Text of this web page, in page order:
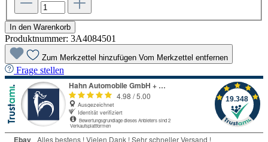
In den Warenkorb
Produktnummer: 3A4084501
Zum Merkzettel hinzufügen Vom Merkzettel entfernen
Frage stellen